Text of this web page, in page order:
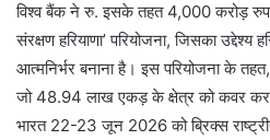
विश्व बैंक ने रु. इसके तहत 4,000 करोड़
संरक्षण हरियाणा’ परियोजना, जिसका उद्देश्य
आत्मनिर्भर बनाना है। इस परियोजना के
जो 48.94 लाख एकड़ के क्षेत्र को कवर
भारत 22-23 जून 2026 को ब्रिक्स